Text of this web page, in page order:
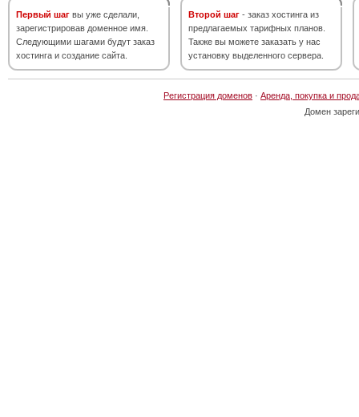
Первый шаг вы уже сделали,
зарегистрировав доменное имя.
Следующими шагами будут заказ
хостинга и создание сайта.
Второй шаг - заказ хостинга из
предлагаемых тарифных планов.
Также вы можете заказать у нас
установку выделенного сервера.
Регистрация доменов · Аренда, покупка и
Домен